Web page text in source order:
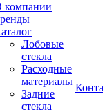
компании
Лобовые
стекла
Расходные
материалы
Задние
стекла